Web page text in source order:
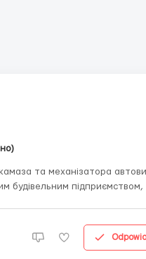
та механізатора
будівельним підприємством,